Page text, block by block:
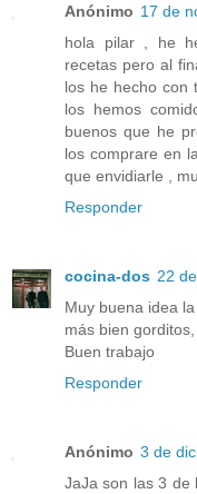
Anónimo 17 de
hola pilar , he
recetas pero al
los he hecho con
los hemos
buenos que he
los comprare en
que envidiarle ,
Responder
cocina-dos 22
Muy buena idea
más bien
Buen trabajo
Responder
Anónimo 3 de
JaJa son las 3 de